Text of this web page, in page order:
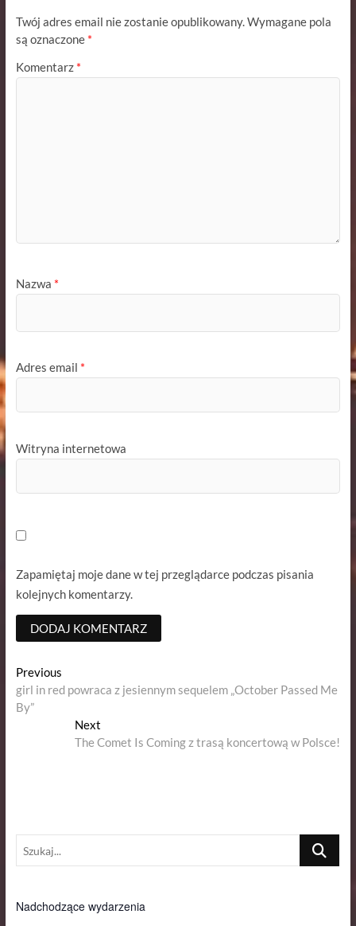
Twój adres email nie zostanie opublikowany.Wymagane pola
są oznaczone *
Komentarz *
Nazwa *
Adres email *
Witryna internetowa
Zapamiętaj moje dane w tej przeglądarce podczas pisania
kolejnych komentarzy.
Nawigacja
wpisu
PreviousPrevious
post:
girl in red powraca z jesiennym sequelem „October Passed Me
By”
Next
post:
The Comet Is Coming z trasą koncertową w Polsce!
Szukaj...
Nadchodzące wydarzenia